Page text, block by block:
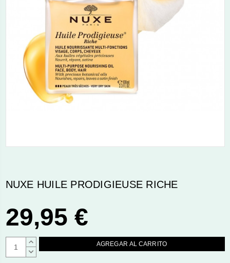
NUXE HUILE PRODIGIEUSE RICHE
29,95 €
AUMENTAR
CANTIDAD:
DISMINUIR